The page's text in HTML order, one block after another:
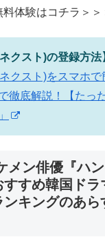
体験はコチラ＞＞
クスト)の登録方法
クスト)をスマホ
徹底解説！【たっ
メン俳優『ハ
すすめ韓国ドラ
キングのあら